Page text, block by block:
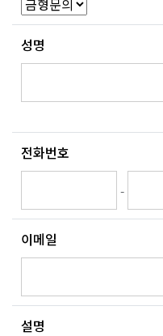
성명
전화번호
-
이메일
설명